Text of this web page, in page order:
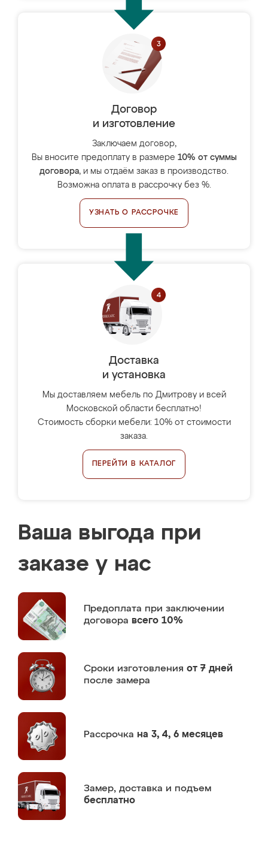
Договор
и изготовление
Заключаем договор,
Вы вносите предоплату в размере 10% от суммы
договора, и мы отдаём заказ в производство.
Возможна оплата в рассрочку без %.
УЗНАТЬ О РАССРОЧКЕ
Доставка
и установка
Мы доставляем мебель по Дмитрову и всей
Московской области бесплатно!
Стоимость сборки мебели: 10% от стоимости
заказа.
ПЕРЕЙТИ В КАТАЛОГ
Ваша выгода при
заказе у нас
Предоплата при заключении
договора всего 10%
Сроки изготовления от 7 дней
после замера
Рассрочка на 3, 4, 6 месяцев
Замер, доставка и подъем
бесплатно